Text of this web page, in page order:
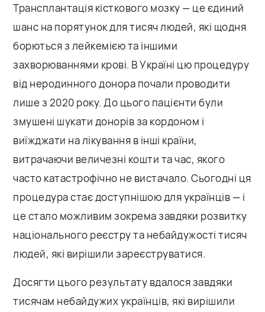
Трансплантація кісткового мозку — це єдиний
шанс на порятунок для тисяч людей, які щодня
борються з лейкемією та іншими
захворюваннями крові. В Україні цю процедуру
від неродинного донора почали проводити
лише з 2020 року. До цього пацієнти були
змушені шукати донорів за кордоном і
виїжджати на лікування в інші країни,
витрачаючи величезні кошти та час, якого
часто катастрофічно не вистачало. Сьогодні ця
процедура стає доступнішою для українців — і
це стало можливим зокрема завдяки розвитку
національного реєстру та небайдужості тисяч
людей, які вирішили зареєструватися.
Досягти цього результату вдалося завдяки
тисячам небайдужих українців, які вирішили